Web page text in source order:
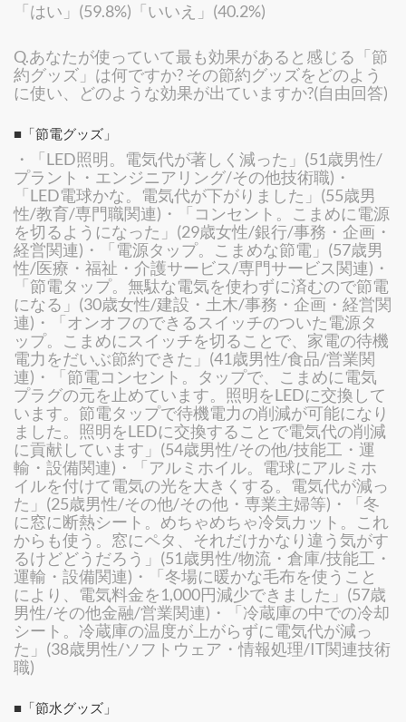
「はい」(59.8%)「いいえ」(40.2%)
Q.あなたが使っていて最も効果があると感じる「節
約グッズ」は何ですか? その節約グッズをどのよう
に使い、どのような効果が出ていますか?(自由回答)
■「節電グッズ」
・「LED照明。電気代が著しく減った」(51歳男性/
プラント・エンジニアリング/その他技術職)・
「LED電球かな。電気代が下がりました」(55歳男
性/教育/専門職関連)・「コンセント。こまめに電源
を切るようになった」(29歳女性/銀行/事務・企画・
経営関連)・「電源タップ。こまめな節電」(57歳男
性/医療・福祉・介護サービス/専門サービス関連)・
「節電タップ。無駄な電気を使わずに済むので節電
になる」(30歳女性/建設・土木/事務・企画・経営関
連)・「オンオフのできるスイッチのついた電源タ
ップ。こまめにスイッチを切ることで、家電の待機
電力をだいぶ節約できた」(41歳男性/食品/営業関
連)・「節電コンセント。タップで、こまめに電気
プラグの元を止めています。照明をLEDに交換して
います。節電タップで待機電力の削減が可能になり
ました。照明をLEDに交換することで電気代の削減
に貢献しています」(54歳男性/その他/技能工・運
輸・設備関連)・「アルミホイル。電球にアルミホ
イルを付けて電気の光を大きくする。電気代が減っ
た」(25歳男性/その他/その他・専業主婦等)・「冬
に窓に断熱シート。めちゃめちゃ冷気カット。これ
からも使う。窓にペタ、それだけかなり違う気がす
るけどどうだろう」(51歳男性/物流・倉庫/技能工・
運輸・設備関連)・「冬場に暖かな毛布を使うこと
により、電気料金を1,000円減少できました」(57歳
男性/その他金融/営業関連)・「冷蔵庫の中での冷却
シート。冷蔵庫の温度が上がらずに電気代が減っ
た」(38歳男性/ソフトウェア・情報処理/IT関連技術
職)
■「節水グッズ」